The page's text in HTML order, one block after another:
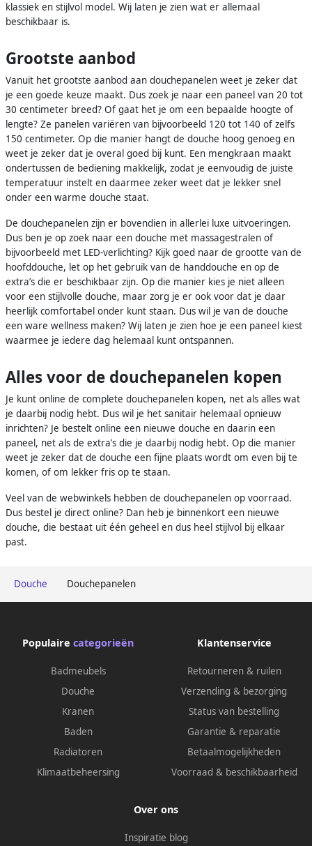
Douche Douchepanelen
klassiek en stijlvol model. Wij laten je zien wat er allemaal
beschikbaar is.
Grootste aanbod
Vanuit het grootste aanbod aan douchepanelen weet je zeker dat
je een goede keuze maakt. Dus zoek je naar een paneel van 20 tot
30 centimeter breed? Of gaat het je om een bepaalde hoogte of
lengte? Ze panelen variëren van bijvoorbeeld 120 tot 140 of zelfs
150 centimeter. Op die manier hangt de douche hoog genoeg en
weet je zeker dat je overal goed bij kunt. Een mengkraan maakt
ondertussen de bediening makkelijk, zodat je eenvoudig de juiste
temperatuur instelt en daarmee zeker weet dat je lekker snel
onder een warme douche staat.
De douchepanelen zijn er bovendien in allerlei luxe uitvoeringen.
Dus ben je op zoek naar een douche met massagestralen of
bijvoorbeeld met LED-verlichting? Kijk goed naar de grootte van de
hoofddouche, let op het gebruik van de handdouche en op de
extra’s die er beschikbaar zijn. Op die manier kies je niet alleen
voor een stijlvolle douche, maar zorg je er ook voor dat je daar
heerlijk comfortabel onder kunt staan. Dus wil je van de douche
een ware wellness maken? Wij laten je zien hoe je een paneel kiest
waarmee je iedere dag helemaal kunt ontspannen.
Alles voor de douchepanelen kopen
Je kunt online de complete douchepanelen kopen, net als alles wat
je daarbij nodig hebt. Dus wil je het sanitair helemaal opnieuw
inrichten? Je bestelt online een nieuwe douche en daarin een
paneel, net als de extra’s die je daarbij nodig hebt. Op die manier
weet je zeker dat de douche een fijne plaats wordt om even bij te
komen, of om lekker fris op te staan.
Veel van de webwinkels hebben de douchepanelen op voorraad.
Dus bestel je direct online? Dan heb je binnenkort een nieuwe
douche, die bestaat uit één geheel en dus heel stijlvol bij elkaar
past.
Populaire categorieën
Badmeubels
Douche
Kranen
Baden
Radiatoren
Klimaatbeheersing
Klantenservice
Retourneren & ruilen
Verzending & bezorging
Status van bestelling
Garantie & reparatie
Betaalmogelijkheden
Voorraad & beschikbaarheid
Over ons
Inspiratie blog